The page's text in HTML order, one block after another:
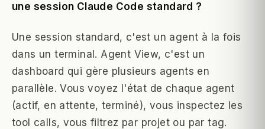
une session Claude Code standard ?
Une session standard, c'est un agent à la fois
dans un terminal. Agent View, c'est un
dashboard qui gère plusieurs agents en
parallèle. Vous voyez l'état de chaque agent
(actif, en attente, terminé), vous inspectez les
tool calls, vous filtrez par projet ou par tag.